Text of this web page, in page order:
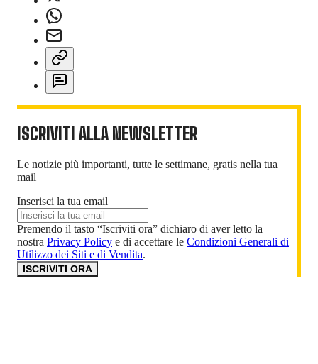
ISCRIVITI ALLA NEWSLETTER
Le notizie più importanti, tutte le settimane, gratis nella tua
mail
Inserisci la tua email
Premendo il tasto “Iscriviti ora” dichiaro di aver letto la
nostra Privacy Policy e di accettare le Condizioni Generali di
Utilizzo dei Siti e di Vendita.
ISCRIVITI ORA